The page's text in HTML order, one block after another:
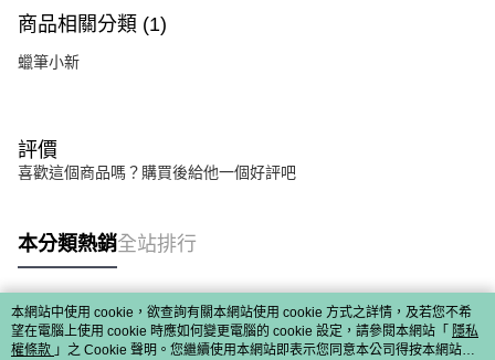
商品相關分類 (1)
蠟筆小新
評價
喜歡這個商品嗎？購買後給他一個好評吧
本分類熱銷全站排行
熱門標籤
本網站中使用 cookie，欲查詢有關本網站使用 cookie 方式之詳情，及若您不希
望在電腦上使用 cookie 時應如何變更電腦的 cookie 設定，請參閱本網站「 隱私
權條款 」之 Cookie 聲明。您繼續使用本網站即表示您同意本公司得按本網站使